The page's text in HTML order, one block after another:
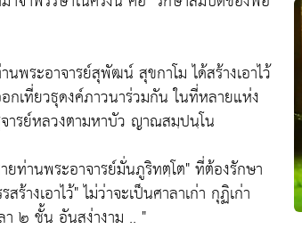
นพระอาจารย์สุพัฒน์ สุขกาโม ได้สร้างเอาไว้
เที่ยวธุดงค์ภาวนาร่วมกัน ในที่หลายแห่ง
ารย์หลวงตามหาบัว ญาณสมฺปนฺโน
ท่านพระอาจารย์มั่นภูริทตฺโต"ที่ต้องรักษา
ร้างเอาไว้"ไม่ว่าจะเป็นศาลาเก่า กุฏิเก่า
า ๒ ชั้น อันสง่างาม .. "